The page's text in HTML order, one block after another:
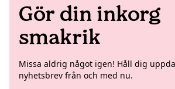
Gör din inkorg
smakrik
Missa aldrig något igen! Håll dig
nyhetsbrev från och med nu.